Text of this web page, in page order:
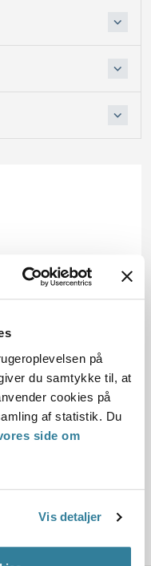
på
du samtykke til, at
cookies på
af statistik. Du
side om
Vis detaljer
den 2. juli 2019,
området.